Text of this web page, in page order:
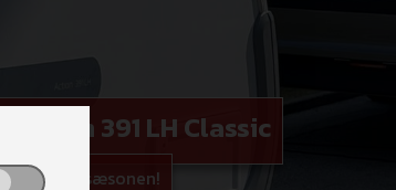
Action 391 LH Classic
til 2026 sæsonen!